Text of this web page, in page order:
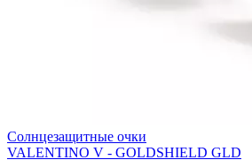
Солнцезащитные очки
VALENTINO V - GOLDSHIELD GLD